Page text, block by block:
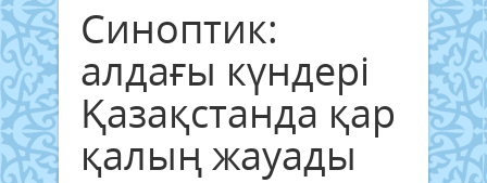
Синоптик:
алдағы күндері
Қазақстанда қар
қалың жауады